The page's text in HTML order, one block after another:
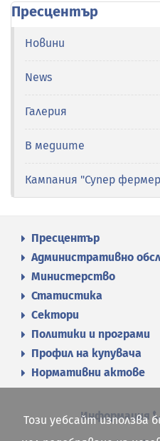
Пресцентър
Новини
News
Галерия
В медиите
Кампания "Супер
Пресцентър
Административно
Министерство
Статистика
Сектори
Политики и програми
Профил на купувача
Нормативни актове
Информация
Този уебсайт използва